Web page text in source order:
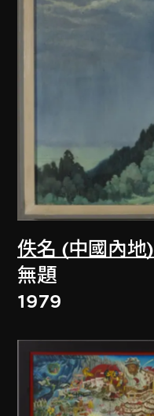
佚名 (中國內地)
無題
1979